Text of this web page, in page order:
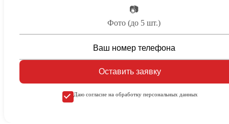
📷
Фото (до 5 шт.)
Оставить заявку
Даю согласие на обработку персональных данных